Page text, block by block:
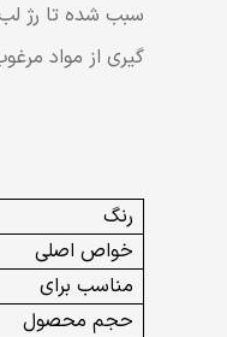
گیری از مواد
رنگ
خواص اصلی
مناسب برای
حجم محصول